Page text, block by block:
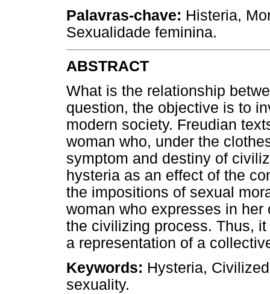
Palavras-chave: Histeria,
Sexualidade feminina.
ABSTRACT
What is the relationship
question, the objective is to
modern society. Freudian
woman who, under the
symptom and destiny of
hysteria as an effect of the
the impositions of sexual
woman who expresses in
the civilizing process. Thus,
a representation of a
Keywords: Hysteria,
sexuality.